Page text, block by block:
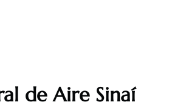
de Aire Sinaí